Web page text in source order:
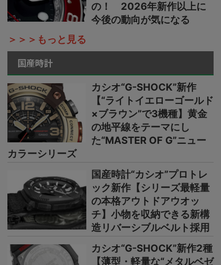
の！ 2026年新作以上に
今後の動向が気になる
＞＞＞もっと見る
国産時計
カシオ“G-SHOCK”新作
【“ライトイエローゴールド
×ブラウン”で3機種】黄金
の地平線をテーマにし
た“MASTER OF G”ニュー
カラーシリーズ
国産時計“カシオ”プロトレ
ック新作【シリーズ最軽量
の本格アウトドアウオッ
チ】小物を収納できる新構
造リバーシブルベルト採用
カシオ“G-SHOCK”新作2種
【薄型・軽量な“メタルベゼ